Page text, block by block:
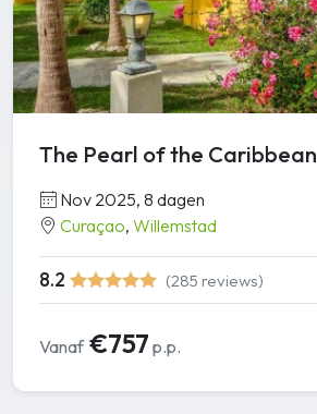
The Pearl of the Caribbean
Nov 2025, 8 dagen
Curaçao, Willemstad
8.2 (285 reviews)
Vanaf€757 p.p.